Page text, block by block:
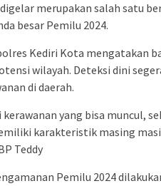
merupakan salah satu
besar Pemilu 2024.
Kediri Kota mengatakan
wilayah. Deteksi dini
di daerah.
yang bisa muncul,
karakteristik masing
Teddy
Pemilu 2024